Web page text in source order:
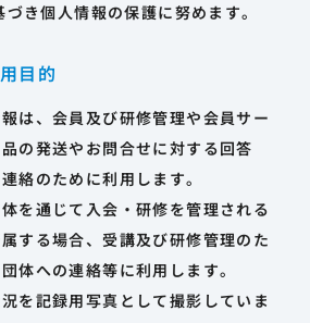
き個人情報の保護に努めます。
目的
は、会員及び研修管理や会員サー
の発送やお問合せに対する回答
絡のために利用します。
を通じて入会・研修を管理される
する場合、受講及び研修管理のた
体への連絡等に利用します。
を記録用写真として撮影していま